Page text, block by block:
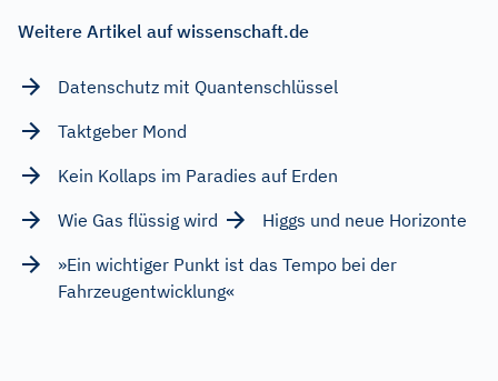
Weitere Artikel auf wissenschaft.de
Datenschutz mit Quantenschlüssel
Taktgeber Mond
Kein Kollaps im Paradies auf Erden
Wie Gas flüssig wird
Higgs und neue Horizonte
»Ein wichtiger Punkt ist das Tempo bei der
Fahrzeugentwicklung«